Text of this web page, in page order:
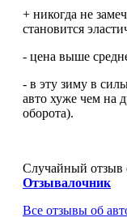
+ никогда не
становится
- цена выше
- в эту зиму в
авто хуже чем на
оборота).
Случайный отзыв
Отзывалочник
Все отзывы об